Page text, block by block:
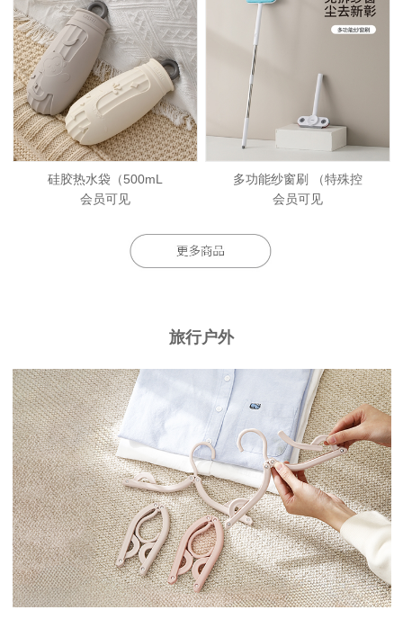
硅胶热水袋（500mL
会员可见
多功能纱窗刷 （特殊控
会员可见
旅行户外